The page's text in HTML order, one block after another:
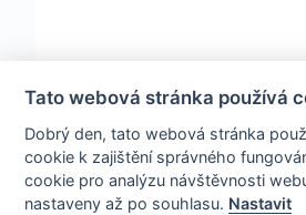
Tato webová stránka používá
Dobrý den, tato webová stránka
cookie k zajištění správného
cookie pro analýzu návštěvnosti
nastaveny až po souhlasu. Nastavit